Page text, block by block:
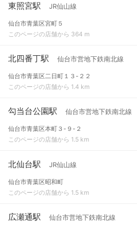
東照宮駅 JR仙山線
仙台市青葉区宮町５
このページの店舗から 364 m
北四番丁駅 仙台市営地下鉄南北線
仙台市青葉区二日町１３-２２
このページの店舗から 1.4 km
勾当台公園駅 仙台市営地下鉄南北線
仙台市青葉区本町３-９-２
このページの店舗から 1.5 km
北仙台駅 JR仙山線
仙台市青葉区昭和町
このページの店舗から 1.5 km
広瀬通駅 仙台市営地下鉄南北線